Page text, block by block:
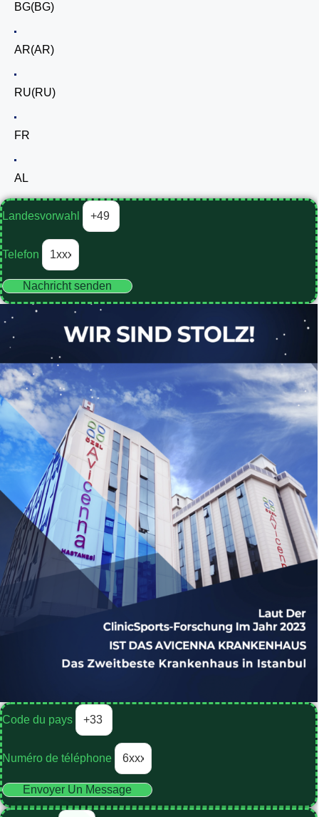
BG(BG)
AR(AR)
RU(RU)
FR
AL
Landesvorwahl
Telefon
Nachricht senden
Code du pays
Numéro de téléphone
Envoyer Un Message